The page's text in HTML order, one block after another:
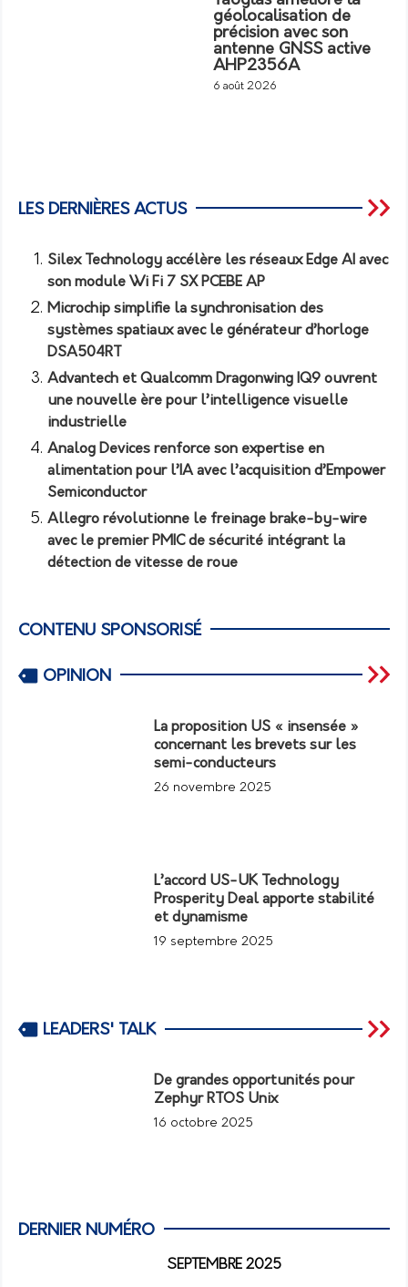
géolocalisation de
précision avec son
antenne GNSS active
AHP2356A
6 août 2026
LES DERNIÈRES ACTUS
Silex Technology accélère les réseaux Edge AI avec
son module Wi Fi 7 SX PCEBE AP
Microchip simplifie la synchronisation des
systèmes spatiaux avec le générateur d’horloge
DSA504RT
Advantech et Qualcomm Dragonwing IQ9 ouvrent
une nouvelle ère pour l’intelligence visuelle
industrielle
Analog Devices renforce son expertise en
alimentation pour l’IA avec l’acquisition d’Empower
Semiconductor
Allegro révolutionne le freinage brake-by-wire
avec le premier PMIC de sécurité intégrant la
détection de vitesse de roue
CONTENU SPONSORISÉ
OPINION
La proposition US « insensée »
concernant les brevets sur les
semi-conducteurs
26 novembre 2025
L’accord US-UK Technology
Prosperity Deal apporte stabilité
et dynamisme
19 septembre 2025
LEADERS' TALK
De grandes opportunités pour
Zephyr RTOS Unix
16 octobre 2025
DERNIER NUMÉRO
SEPTEMBRE 2025